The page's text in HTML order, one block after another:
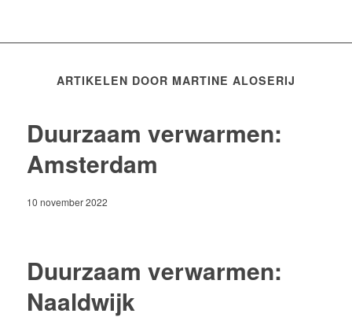
ARTIKELEN DOOR MARTINE ALOSERIJ
Duurzaam verwarmen:
Amsterdam
10 november 2022
Duurzaam verwarmen:
Naaldwijk